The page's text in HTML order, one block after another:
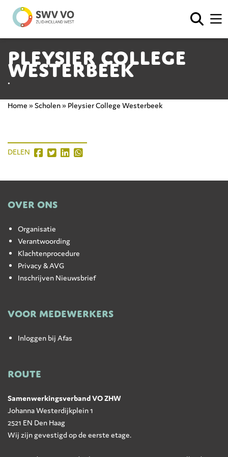
Pleysier College
Westerbeek
•
Home » Scholen » Pleysier College Westerbeek
DELEN
OVER ONS
Organisatie
Verantwoording
Klachtenprocedure
Privacy & AVG
Inschrijven Nieuwsbrief
VOOR MEDEWERKERS
Inloggen bij Afas
ROUTE
Samenwerkingsverband VO ZHW
Johanna Westerdijkplein 1
2521 EN Den Haag
Wij zijn gevestigd op de eerste etage.